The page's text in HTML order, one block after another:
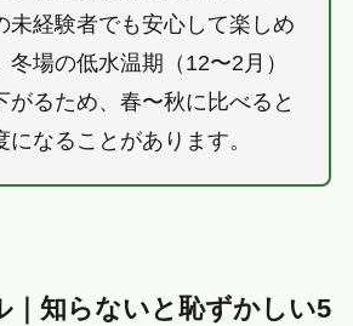
未経験者でも安心して楽しめ
冬場の低水温期（12〜2月）
がるため、春〜秋に比べると
なることがあります。
｜知らないと恥ずかしい5